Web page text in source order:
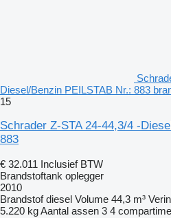
Diesel/Benzin PEILSTAB Nr.: 883
15
Schrader Z-STA 24-44,3/4 -
883
€ 32.011 Inclusief BTW
Brandstoftank oplegger
2010
Brandstof diesel Volume 44,3 m³
5.220 kgAantal assen 3 4